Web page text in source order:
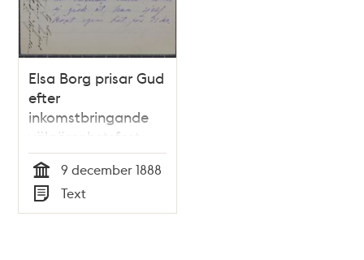
Elsa Borg prisar Gud
efter
inkomstbringande
välgörenhetsfest –
brev till Thekla
Wadström
Tid
9 december 1888
Typ
Text